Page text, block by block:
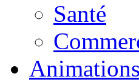
Santé